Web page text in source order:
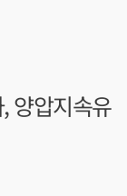
양압지속유